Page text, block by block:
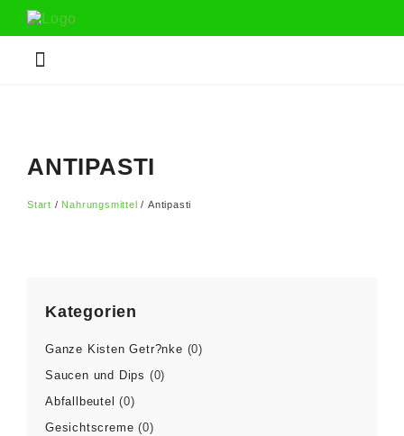
ANTIPASTI
Start / Nahrungsmittel / Antipasti
Kategorien
Ganze Kisten Getr?nke (0)
Saucen und Dips (0)
Abfallbeutel
(0)
Gesichtscreme (0)